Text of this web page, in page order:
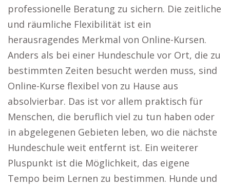
professionelle Beratung zu sichern. Die zeitliche
und räumliche Flexibilität ist ein
herausragendes Merkmal von Online-Kursen.
Anders als bei einer Hundeschule vor Ort, die zu
bestimmten Zeiten besucht werden muss, sind
Online-Kurse flexibel von zu Hause aus
absolvierbar. Das ist vor allem praktisch für
Menschen, die beruflich viel zu tun haben oder
in abgelegenen Gebieten leben, wo die nächste
Hundeschule weit entfernt ist. Ein weiterer
Pluspunkt ist die Möglichkeit, das eigene
Tempo beim Lernen zu bestimmen. Hunde und